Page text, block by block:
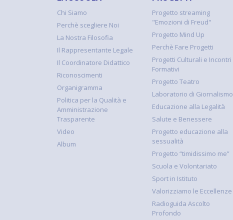
Chi Siamo
Perchè scegliere Noi
La Nostra Filosofia
Il Rappresentante Legale
Il Coordinatore Didattico
Riconoscimenti
Organigramma
Politica per la Qualità e
Amministrazione
Trasparente
Video
Album
Progetto streaming
"Emozioni di Freud"
Progetto Mind Up
Perchè Fare Progetti
Progetti Culturali e Incontri
Formativi
Progetto Teatro
Laboratorio di Giornalismo
Educazione alla Legalità
Salute e Benessere
Progetto educazione alla
sessualità
Progetto “timidissimo me”
Scuola e Volontariato
Sport in Istituto
Valorizziamo le Eccellenze
Radioguida Ascolto
Profondo